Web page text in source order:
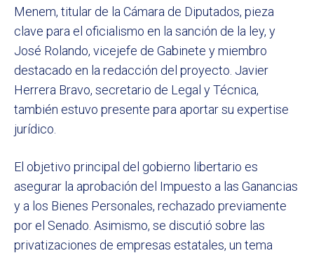
Menem, titular de la Cámara de Diputados, pieza
clave para el oficialismo en la sanción de la ley, y
José Rolando, vicejefe de Gabinete y miembro
destacado en la redacción del proyecto. Javier
Herrera Bravo, secretario de Legal y Técnica,
también estuvo presente para aportar su expertise
jurídico.
El objetivo principal del gobierno libertario es
asegurar la aprobación del Impuesto a las Ganancias
y a los Bienes Personales, rechazado previamente
por el Senado. Asimismo, se discutió sobre las
privatizaciones de empresas estatales, un tema